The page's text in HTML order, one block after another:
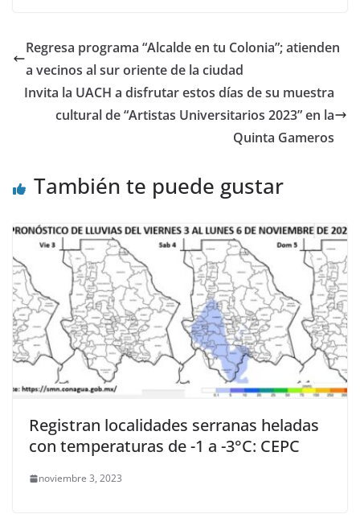
Regresa programa “Alcalde en tu Colonia”; atienden
a vecinos al sur oriente de la ciudad
Invita la UACH a disfrutar estos días de su muestra
cultural de “Artistas Universitarios 2023” en la
Quinta Gameros
También te puede gustar
Registran localidades serranas heladas
con temperaturas de -1 a -3°C: CEPC
noviembre 3, 2023